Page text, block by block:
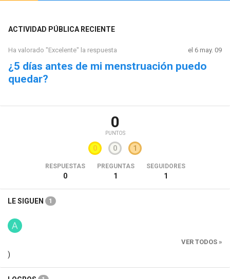
ACTIVIDAD PÚBLICA RECIENTE
Ha valorado "Excelente" la respuesta el 6 may. 09
¿5 días antes de mi menstruación puedo
quedar?
0
PUNTOS
0 0 1
RESPUESTAS
0
PREGUNTAS
1
SEGUIDORES
1
LE SIGUEN 1
VER TODOS »
)